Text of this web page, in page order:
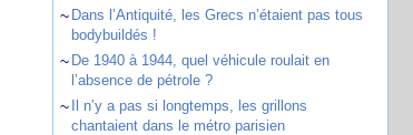
~ Dans l’Antiquité, les Grecs n’étaient pas tous
bodybuildés !
~ De 1940 à 1944, quel véhicule roulait en
l’absence de pétrole ?
~
Il n’y a pas si longtemps, les grillons
chantaient dans le métro parisien